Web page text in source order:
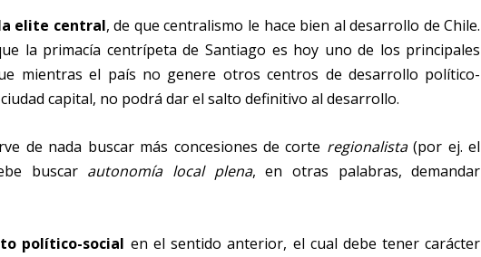
elite central, de que centralismo le hace bien al desarrollo de Chile.
la primacía centrípeta de Santiago es hoy uno de los principales
mientras el país no genere otros centros de desarrollo político-
capital, no podrá dar el salto definitivo al desarrollo.
de nada buscar más concesiones de corte regionalista(por ej. el
buscar autonomía local plena, en otras palabras, demandar
político-social en el sentido anterior, el cual debe tener carácter